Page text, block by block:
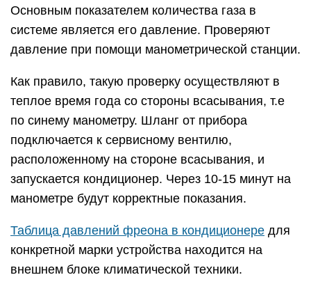
Основным показателем количества газа в
системе является его давление. Проверяют
давление при помощи манометрической станции.
Как правило, такую проверку осуществляют в
теплое время года со стороны всасывания, т.е
по синему манометру. Шланг от прибора
подключается к сервисному вентилю,
расположенному на стороне всасывания, и
запускается кондиционер. Через 10-15 минут на
манометре будут корректные показания.
Таблица давлений фреона в кондиционере для
конкретной марки устройства находится на
внешнем блоке климатической техники.